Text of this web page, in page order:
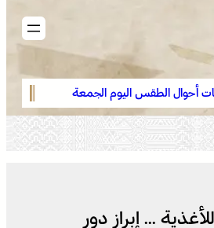
أحوال الطقس اليوم الجمعة
… إبراز دور